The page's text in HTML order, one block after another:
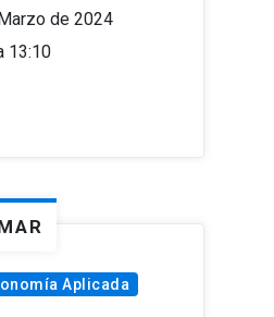
de 2024
13:10
Aplicada